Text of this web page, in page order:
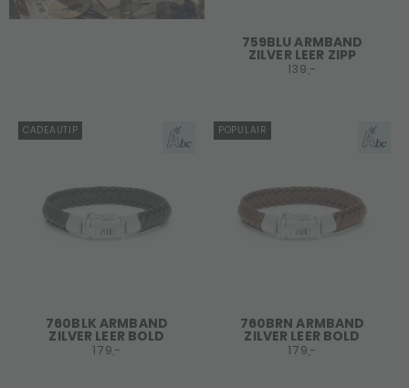
759BLU ARMBAND
ZILVER LEER ZIPP
139,-
CADEAUTIP
760BLK ARMBAND
ZILVER LEER BOLD
179,-
POPULAIR
760BRN ARMBAND
ZILVER LEER BOLD
179,-